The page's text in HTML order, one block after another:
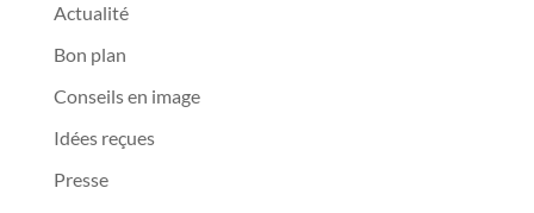
Actualité
Bon plan
Conseils en image
Idées reçues
Presse